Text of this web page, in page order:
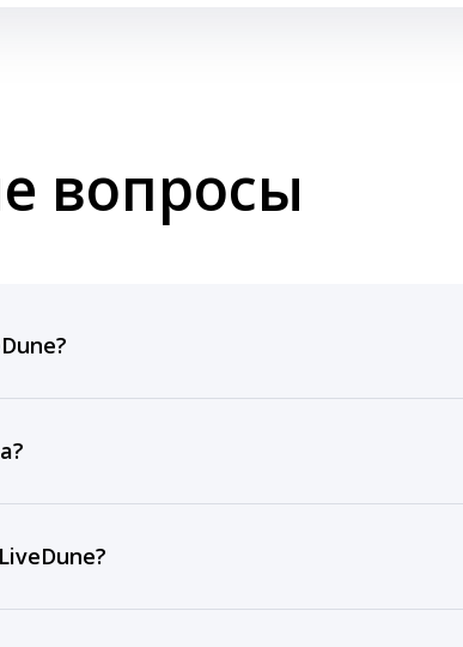
вопросы
присылаем автоматические отчеты с
отображаются сведения за 3 года, а